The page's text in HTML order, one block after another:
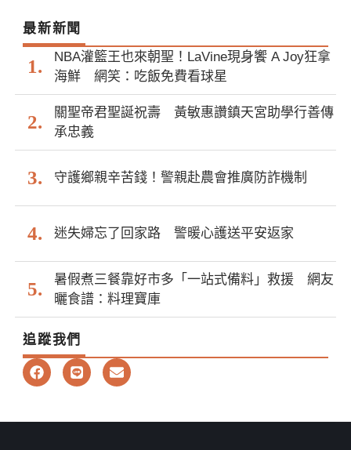
最新新聞
NBA灌籃王也來朝聖！LaVine現身饗 A Joy狂拿
海鮮 網笑：吃飯免費看球星
關聖帝君聖誕祝壽 黃敏惠讚鎮天宮助學行善傳
承忠義
守護鄉親辛苦錢！警親赴農會推廣防詐機制
迷失婦忘了回家路 警暖心護送平安返家
暑假煮三餐靠好市多「一站式備料」救援 網友
曬食譜：料理寶庫
追蹤我們
F
a
b
L
i
E
n
l